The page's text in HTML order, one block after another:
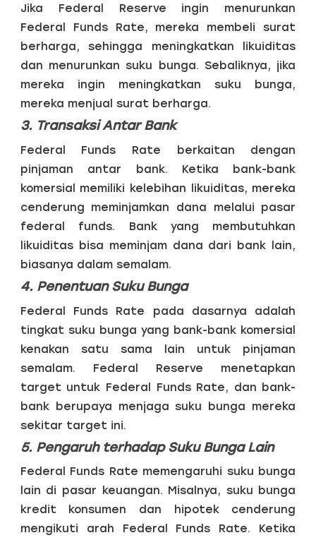
Jika Federal Reserve ingin menurunkan
Federal Funds Rate, mereka membeli surat
berharga, sehingga meningkatkan likuiditas
dan menurunkan suku bunga. Sebaliknya, jika
mereka ingin meningkatkan suku bunga,
mereka menjual surat berharga.
3. Transaksi Antar Bank
Federal Funds Rate berkaitan dengan
pinjaman antar bank. Ketika bank-bank
komersial memiliki kelebihan likuiditas, mereka
cenderung meminjamkan dana melalui pasar
federal funds. Bank yang membutuhkan
likuiditas bisa meminjam dana dari bank lain,
biasanya dalam semalam.
4. Penentuan Suku Bunga
Federal Funds Rate pada dasarnya adalah
tingkat suku bunga yang bank-bank komersial
kenakan satu sama lain untuk pinjaman
semalam. Federal Reserve menetapkan
target untuk Federal Funds Rate, dan bank-
bank berupaya menjaga suku bunga mereka
sekitar target ini.
5. Pengaruh terhadap Suku Bunga Lain
Federal Funds Rate memengaruhi suku bunga
lain di pasar keuangan. Misalnya, suku bunga
kredit konsumen dan hipotek cenderung
mengikuti arah Federal Funds Rate. Ketika